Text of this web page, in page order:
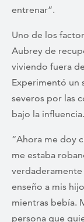
entrenar”.
Uno de los
Aubrey de
viviendo fuera
Experimentó un
severos por las
bajo la influencia.
“Ahora me doy
me estaba
verdaderamente
enseño a mis
mientras bebía.
persona que